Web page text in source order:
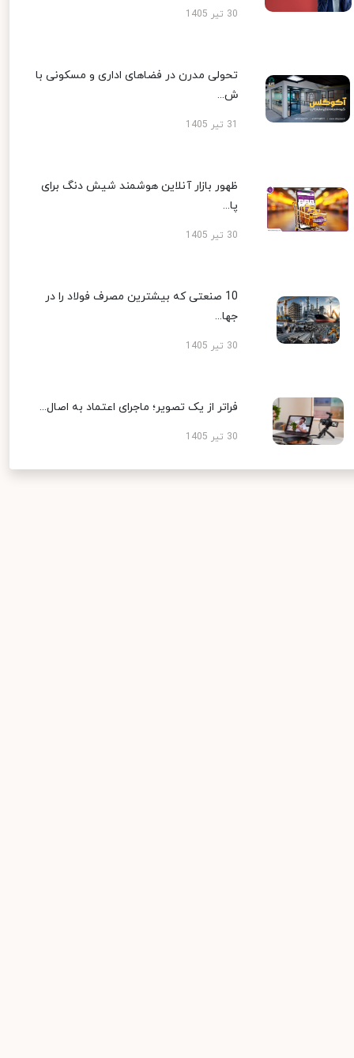
30 تیر 1405
تحولی مدرن در فضاهای اداری و مسکونی با
ش...
ظهور بازار آنلاین هوشمند شیش دنگ برای
پا...
30 تیر 1405
10 صنعتی که بیشترین مصرف فولاد را در
جها...
30 تیر 1405
فراتر از یک تصویر؛ ماجرای اعتماد به اصال...
30 تیر 1405